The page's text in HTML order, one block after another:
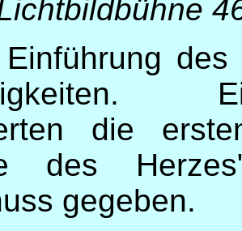
die
des
gegeben.